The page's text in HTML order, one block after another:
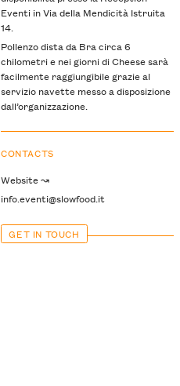
Eventi in Via della Mendicità Istruita
14.
Pollenzo dista da Bra circa 6
chilometri e nei giorni di Cheese sarà
facilmente raggiungibile grazie al
servizio navette messo a disposizione
dall’organizzazione.
CONTACTS
Website ↝
info.eventi@slowfood.it
GET IN TOUCH